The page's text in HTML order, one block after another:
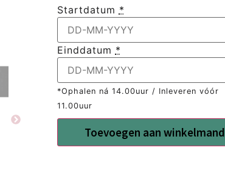
Startdatum *
Einddatum *
*Ophalen ná 14.00uur / Inleveren vóór
11.00uur
Toevoegen aan winkelmand